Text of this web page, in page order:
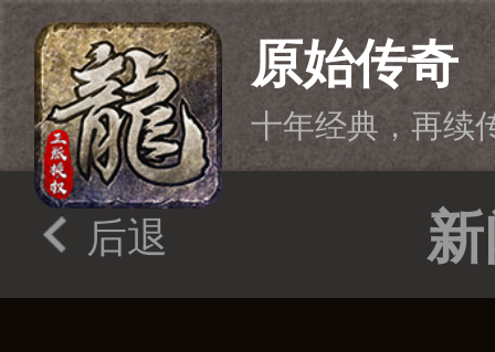
原始传奇
十年经典，再续
后退